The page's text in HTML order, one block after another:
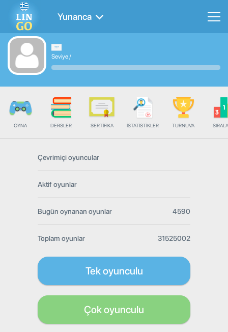
Yunanca
Seviye/
OYNA DERSLER SERTIFIKA İSTATISTIKLER TURNUVA
Çevrimiçi oyuncular
Aktif oyunlar
Bugün oynanan oyunlar 4590
Toplam oyunlar 31525002
Tek oyunculu
Çok oyunculu